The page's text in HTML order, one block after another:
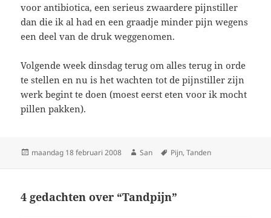
voor antibiotica, een serieus zwaardere pijnstiller
dan die ik al had en een graadje minder pijn wegens
een deel van de druk weggenomen.
Volgende week dinsdag terug om alles terug in orde
te stellen en nu is het wachten tot de pijnstiller zijn
werk begint te doen (moest eerst eten voor ik mocht
pillen pakken).
Geplaatst
maandag 18 februari 2008 Auteur
San Tags
Pijn,Tanden
4 gedachten over “Tandpijn”